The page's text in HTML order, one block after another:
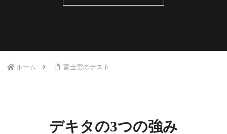
ホーム 富士宮のテスト
デキタの3つの強み